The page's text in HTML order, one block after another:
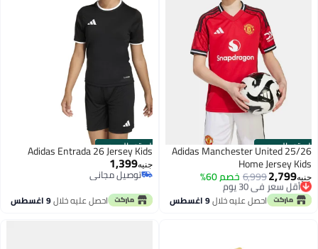
الستور الرسمي
Adidas Manchester United 25/26
Home Jersey Kids
جنيه2,799
6,999خصم 60% أقل سعر في 30 يوم
توصيل مجاني
أقل سعر في 30 يوماحصل عليه خلال9 اغسطس
الستور الرسمي
Adidas Entrada 26 Jersey Kids
جنيه1,399
توصيل مجاني
توصيل مجاني
احصل عليه خلال9 اغسطس